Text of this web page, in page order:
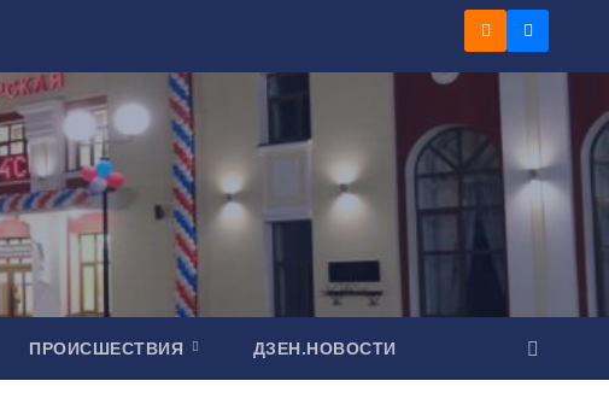
ПРОИСШЕСТВИЯ ДЗЕН.НОВОСТИ